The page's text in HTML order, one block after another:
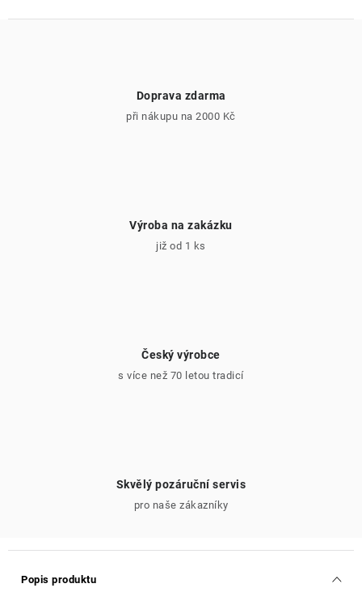
Doprava zdarma
při nákupu na 2000 Kč
Výroba na zakázku
již od 1 ks
Český výrobce
s více než 70 letou tradicí
Skvělý pozáruční servis
pro naše zákazníky
Popis produktu